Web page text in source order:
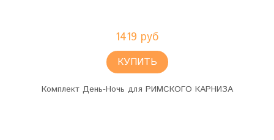
1419 руб
КУПИТЬ
Комплект День-Ночь для РИМСКОГО КАРНИЗА